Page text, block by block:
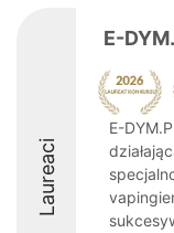
Laureaci
E-
E-